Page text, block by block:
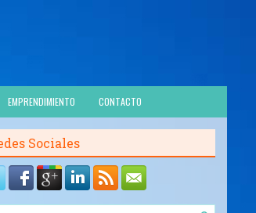
EMPRENDIMIENTO CONTACTO
Sociales